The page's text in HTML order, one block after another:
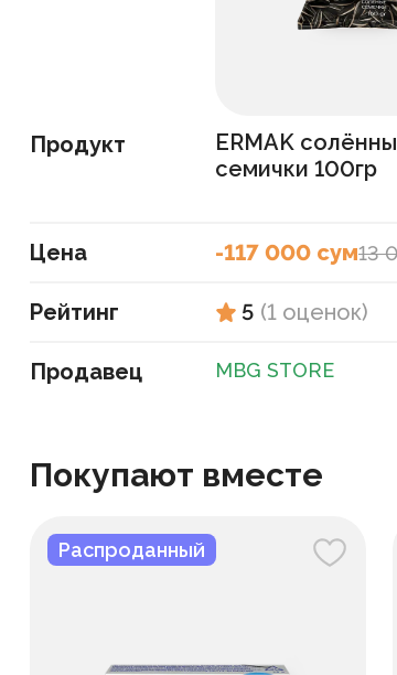
Продукт
Цена
Рейтинг
Продавец
ERMAK
семички 100гр
-117 000 сум13
5 (1 оценок)
MBG STORE
Покупают вместе
Распроданный